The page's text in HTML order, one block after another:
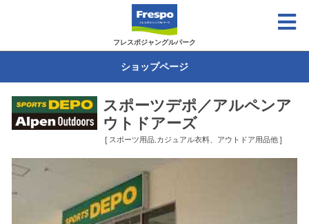
フレスポジャングルパーク
ショップページ
スポーツデポ／アルペンア
ウトドアーズ
[ スポーツ用品,カジュアル衣料、アウトドア用品他 ]